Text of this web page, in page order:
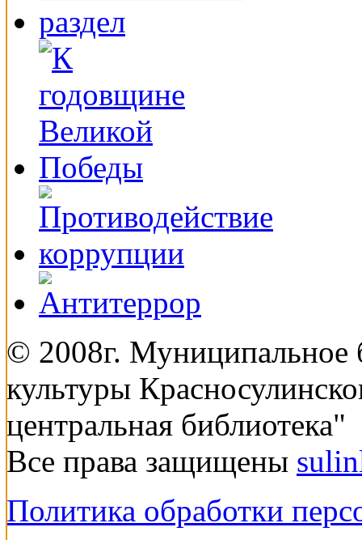
© 2008г. Муниципальное
культуры
центральная библиотека"
Все права защищены
Политика обработки